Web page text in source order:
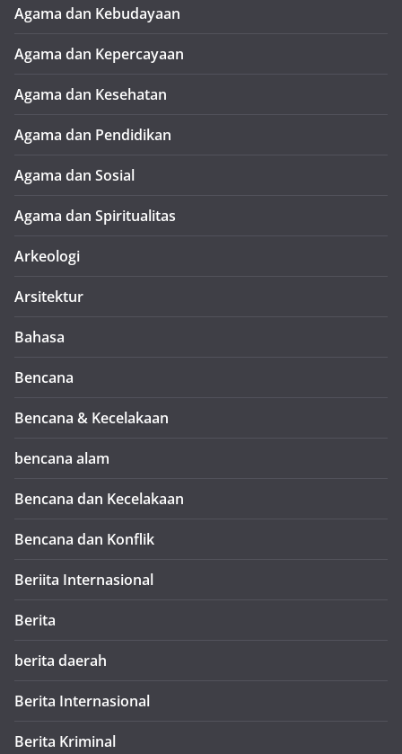
Agama dan Kebudayaan
Agama dan Kepercayaan
Agama dan Kesehatan
Agama dan Pendidikan
Agama dan Sosial
Agama dan Spiritualitas
Arkeologi
Arsitektur
Bahasa
Bencana
Bencana & Kecelakaan
bencana alam
Bencana dan Kecelakaan
Bencana dan Konflik
Beriita Internasional
Berita
berita daerah
Berita Internasional
Berita Kriminal